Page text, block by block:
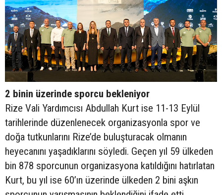
2 binin üzerinde sporcu bekleniyor
Rize Vali Yardımcısı Abdullah Kurt ise 11-13 Eylül
tarihlerinde düzenlenecek organizasyonla spor ve
doğa tutkunlarını Rize’de buluşturacak olmanın
heyecanını yaşadıklarını söyledi. Geçen yıl 59 ülkeden
bin 878 sporcunun organizasyona katıldığını hatırlatan
Kurt, bu yıl ise 60’ın üzerinde ülkeden 2 bini aşkın